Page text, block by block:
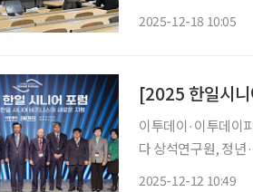
2025-12-18 10:05
이투데이·이투데이
다 상석연구원, 정년
2025-12-12 10:49